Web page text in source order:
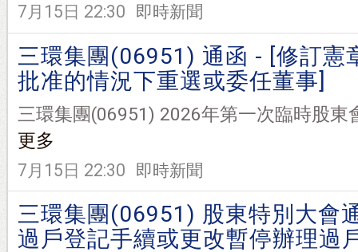
7月15日 22:30 即時新聞
三環集團(06951) 通函 - [修訂憲
批准的情況下重選或委任董事]
三環集團(06951) 2026年第一次臨時股東
更多
7月15日 22:30 即時新聞
三環集團(06951) 股東特別大會
過戶登記手續或更改暫停辦理過